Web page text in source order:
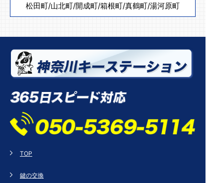
松田町/山北町/開成町/箱根町/真鶴町/湯河原町
TOP
鍵の交換